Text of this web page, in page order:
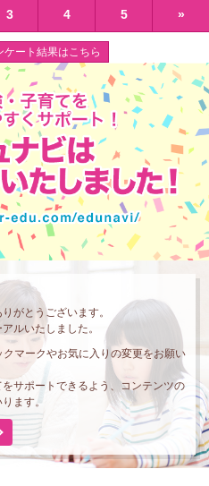
3 4 5 »
ート結果はこちら
がとうございます。
ルいたしました。
マークやお気に入りの変更をお願い
サポートできるよう、コンテンツの
ます。